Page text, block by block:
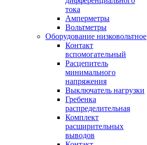
тока
Амперметры
Вольтметры
Оборудование низковольтное
Контакт
вспомогательный
Расцепитель
минимального
напряжения
Выключатель нагрузки
Гребенка
распределительная
Комплект
расширительных
выводов